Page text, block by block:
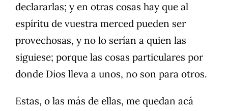
declararlas; y en otras cosas hay que al
espíritu de vuestra merced pueden ser
provechosas, y no lo serían a quien las
siguiese; porque las cosas particulares por
donde Dios lleva a unos, no son para otros.
Estas, o las más de ellas, me quedan acá